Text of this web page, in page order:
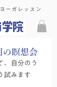
ーガレッスン
の瞑想会
、自分のう
試みます